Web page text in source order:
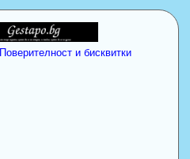
Поверителност и бисквитки